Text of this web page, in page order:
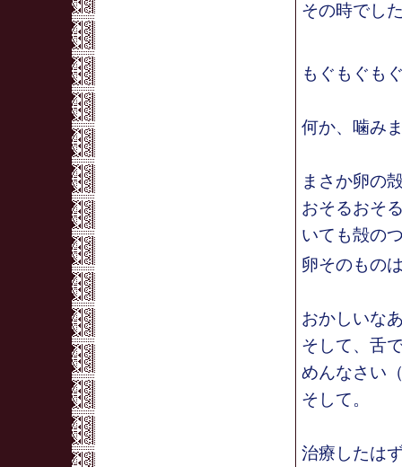
その時でし
もぐもぐも
何か、噛み
まさか卵の
おそるおそ
いても殻の
卵そのもの
おかしいな
そして、舌
めんなさい
そして。
治療したは